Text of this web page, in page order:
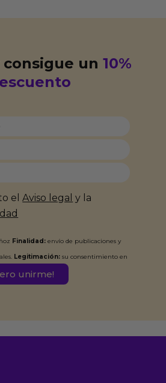
consigue un10%
elAviso legal y la
Finalidad: envío de publicaciones y
Legitimación: su consentimiento en
Ferran Roig Muñoz. Podrás ejercer tus